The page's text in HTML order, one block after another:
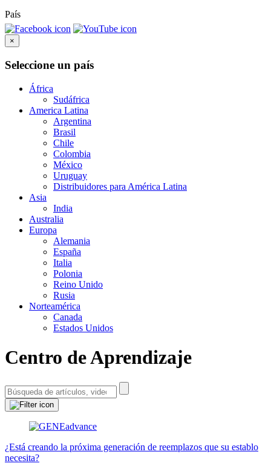
País
×
Seleccione un país
África
Sudáfrica
America Latina
Argentina
Brasil
Chile
Colombia
México
Uruguay
Distribuidores para América Latina
Asia
India
Australia
Europa
Alemania
España
Italia
Polonia
Reino Unido
Rusia
Norteamérica
Canada
Estados Unidos
Centro de Aprendizaje
¿Está creando la próxima generación de reemplazos que su establo
necesita?